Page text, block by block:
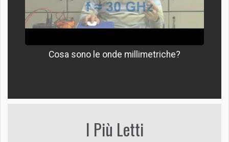
Cosa sono le onde millimetriche?
I Più Letti